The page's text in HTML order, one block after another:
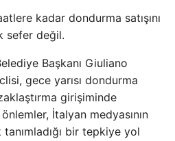
kadar dondurma satışını
sefer değil.
Başkanı Giuliano
gece yarısı dondurma
girişiminde
İtalyan medyasının
bir tepkiye yol